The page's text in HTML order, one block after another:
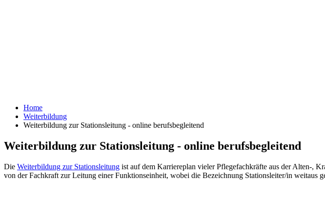
Home
Weiterbildung
Weiterbildung zur Stationsleitung - online berufsbegleitend
Weiterbildung zur Stationsleitung - online berufsbegleitend
Die Weiterbildung zur Stationsleitung ist auf dem Karriereplan vieler Pflegefachkräfte aus der Alten-,
von der Fachkraft zur Leitung einer Funktionseinheit, wobei die Bezeichnung Stationsleiter/in weitaus